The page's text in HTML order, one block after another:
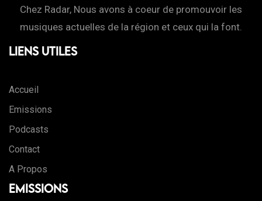
Chez Radar, Nous avons à coeur de promouvoir les
musiques actuelles de la région et ceux qui la font.
Liens Utiles
Accueil
Emissions
Podcasts
Contact
A Propos
Emissions